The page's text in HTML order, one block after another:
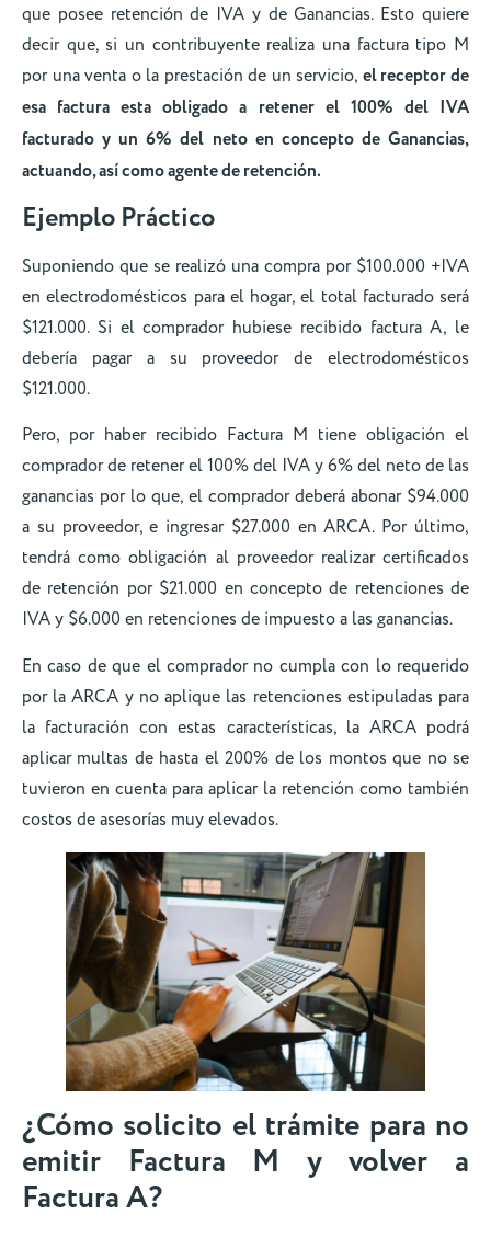
que posee retención de IVA y de Ganancias. Esto quiere
decir que, si un contribuyente realiza una factura tipo M
por una venta o la prestación de un servicio, el receptor de
esa factura esta obligado a retener el 100% del IVA
facturado y un 6% del neto en concepto de Ganancias,
actuando, así como agente de retención.
Ejemplo Práctico
Suponiendo que se realizó una compra por $100.000 +IVA
en electrodomésticos para el hogar, el total facturado será
$121.000. Si el comprador hubiese recibido factura A, le
debería pagar a su proveedor de electrodomésticos
$121.000.
Pero, por haber recibido Factura M tiene obligación el
comprador de retener el 100% del IVA y 6% del neto de las
ganancias por lo que, el comprador deberá abonar $94.000
a su proveedor, e ingresar $27.000 en ARCA. Por último,
tendrá como obligación al proveedor realizar certificados
de retención por $21.000 en concepto de retenciones de
IVA y $6.000 en retenciones de impuesto a las ganancias.
En caso de que el comprador no cumpla con lo requerido
por la ARCA y no aplique las retenciones estipuladas para
la facturación con estas características, la ARCA podrá
aplicar multas de hasta el 200% de los montos que no se
tuvieron en cuenta para aplicar la retención como también
costos de asesorías muy elevados.
¿Cómo solicito el trámite para no
emitir Factura M y volver a
Factura A?